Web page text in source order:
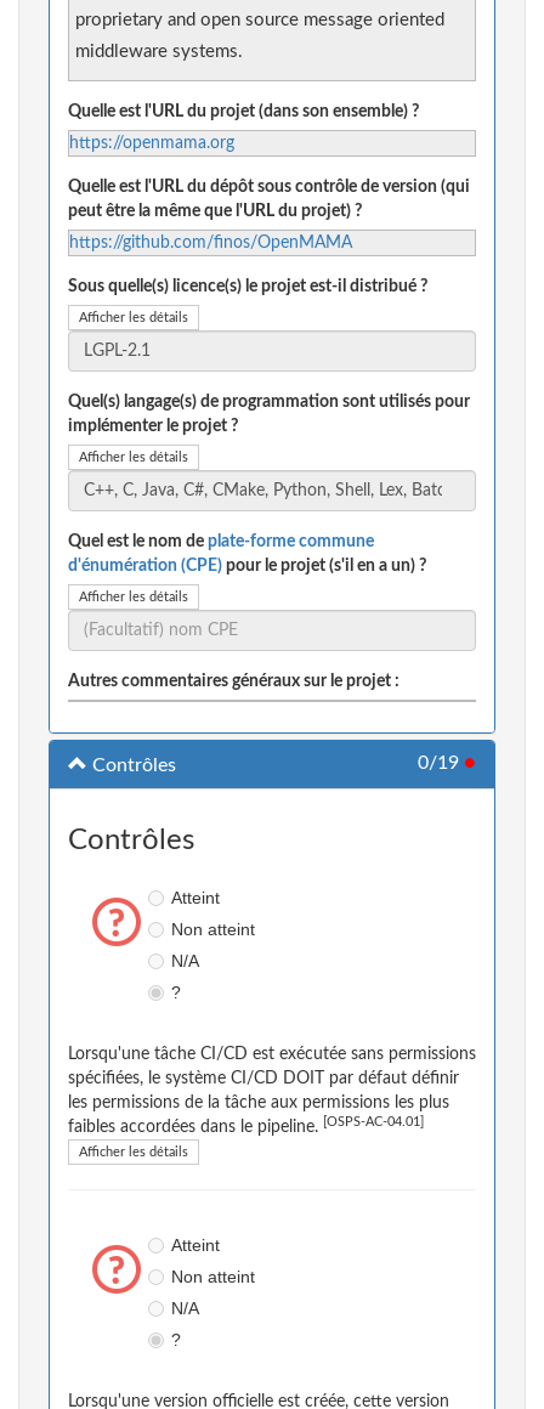
proprietary and open source message oriented
middleware systems.
Quelle est l'URL du projet (dans son ensemble) ?
https://openmama.org
Quelle est l'URL du dépôt sous contrôle de version (qui
peut être la même que l'URL du projet) ?
https://github.com/finos/OpenMAMA
Sous quelle(s) licence(s) le projet est-il distribué ?
Afficher les détails
Quel(s) langage(s) de programmation sont utilisés pour
implémenter le projet ?
Afficher les détails
Quel est le nom de plate-forme commune
d'énumération (CPE) pour le projet (s'il en a un) ?
Afficher les détails
Autres commentaires généraux sur le projet :
Contrôles 0/19 ●
Contrôles
Atteint
Non atteint
N/A
?
Lorsqu'une tâche CI/CD est exécutée sans permissions
spécifiées, le système CI/CD DOIT par défaut définir
les permissions de la tâche aux permissions les plus
faibles accordées dans le pipeline.
[OSPS-AC-04.01]
Afficher les détails
Atteint
Non atteint
N/A
?
Lorsqu'une version officielle est créée, cette version